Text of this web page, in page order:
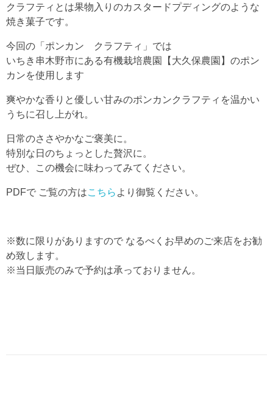
クラフティとは果物入りのカスタードプディングのような
焼き菓子です。
今回の「ポンカン クラフティ」では
いちき串木野市にある有機栽培農園【大久保農園】のポン
カンを使用します
爽やかな香りと優しい甘みのポンカンクラフティを温かい
うちに召し上がれ。
日常のささやかなご褒美に。
特別な日のちょっとした贅沢に。
ぜひ、この機会に味わってみてください。
PDFで ご覧の方はこちら より御覧ください。
※数に限りがありますので なるべくお早めのご来店をお勧
め致します。
※当日販売のみで予約は承っておりません。